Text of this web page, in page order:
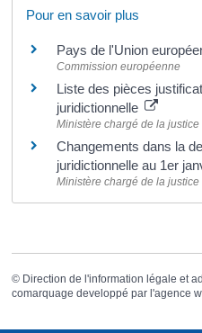
Pour en savoir plus
Pays de l'Union
Commission européenne
Liste des pièces
juridictionnelle
Ministère chargé de la justice
Changements dans la
juridictionnelle au 1er
Ministère chargé de la justice
© Direction de l'information légale et
comarquage developpé par l'agence